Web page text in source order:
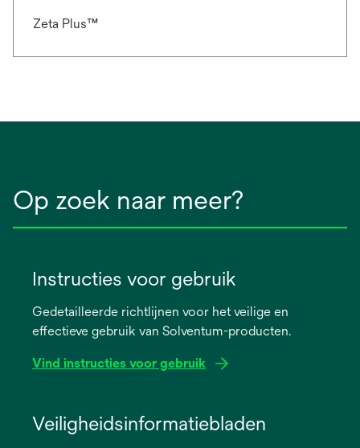
Zeta Plus™
Op zoek naar meer?
Instructies voor gebruik
Gedetailleerde richtlijnen voor het veilige en
effectieve gebruik van Solventum-producten.
Vind instructies voor gebruik
Veiligheidsinformatiebladen